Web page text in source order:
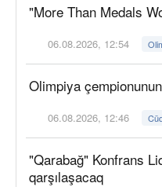
"More Than Medals
06.08.2026, 12:54
Olimpiya
06.08.2026, 12:46
"Qarabağ" Konfrans
qarşılaşacaq